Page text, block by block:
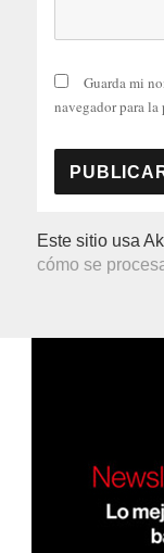
Guarda mi
navegador para
Este sitio usa
cómo se